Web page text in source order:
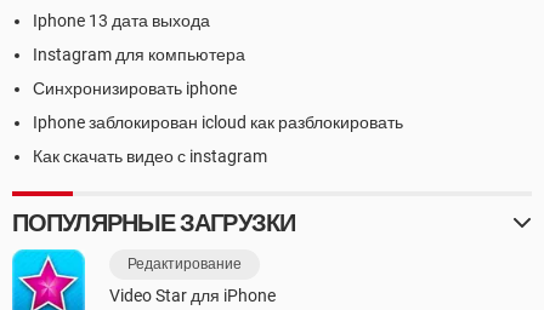
Iphone 13 дата выхода
Instagram для компьютера
Синхронизировать iphone
Iphone заблокирован icloud как разблокировать
Как скачать видео с instagram
ПОПУЛЯРНЫЕ ЗАГРУЗКИ
Редактирование
Video Star для iPhone